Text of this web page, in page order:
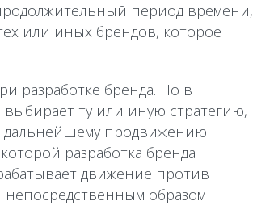
период времени,
или иных брендов, которое
разработке бренда. Но в
ту или иную стратегию,
дальнейшему продвижению
разработка бренда
движение против
образом